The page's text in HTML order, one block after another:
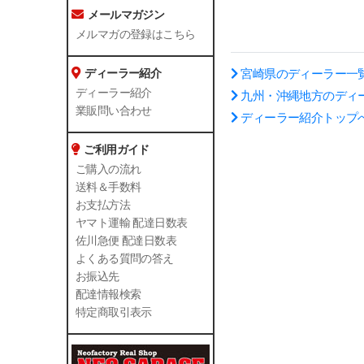
メールマガジン
メルマガの登録はこちら
ディーラー紹介
ディーラー紹介
業販問い合わせ
ご利用ガイド
ご購入の流れ
送料＆手数料
お支払方法
ヤマト運輸 配達日数表
佐川急便 配達日数表
よくある質問の答え
お振込先
配達情報検索
特定商取引表示
宮崎県のディーラー一
九州・沖縄地方のディ
ディーラー紹介トップ